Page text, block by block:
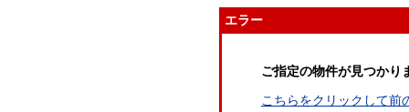
エラー
ご指定の物件が見つかり
こちらをクリックして前